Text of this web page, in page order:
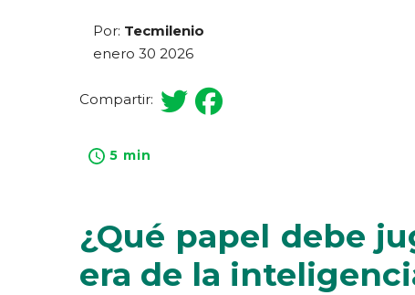
Por: Tecmilenio
enero 30 2026
Compartir:
5 min
¿Qué papel debe
era de la